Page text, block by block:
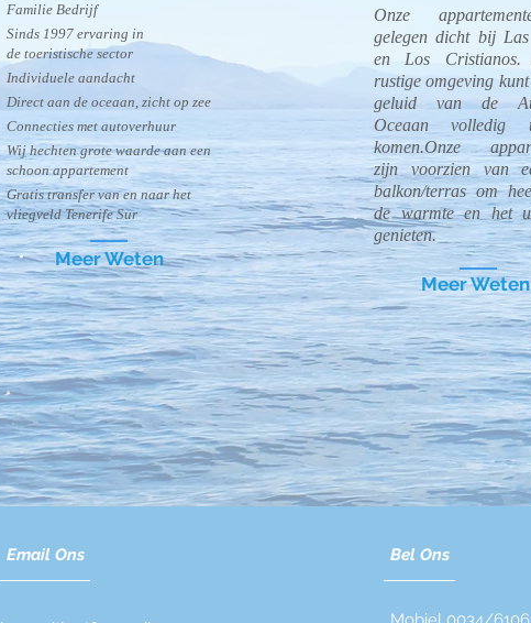
Familie Bedrijf
Sinds 1997 ervaring in
de toeristische sector
Individuele aandacht
Direct aan de oceaan, zicht op zee
Connecties met autoverhuur
Wij hechten grote waarde aan een
schoon appartement
Gratis transfer van en naar het
vliegveld Tenerife Sur
Meer Weten
Onze
gelegen dicht bij
en Los
rustige omgeving
geluid van de
Oceaan volledig
komen.Onze
zijn voorzien van
balkon/terras om
de warmte en het
genieten.
Meer Weten
Email Ons Bel Ons